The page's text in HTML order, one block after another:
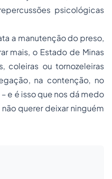
psicológicas
a manutenção do preso,
mais, o Estado de Minas
coleiras ou tornozeleiras
na contenção, no
e é isso que nos dá medo
querer deixar ninguém